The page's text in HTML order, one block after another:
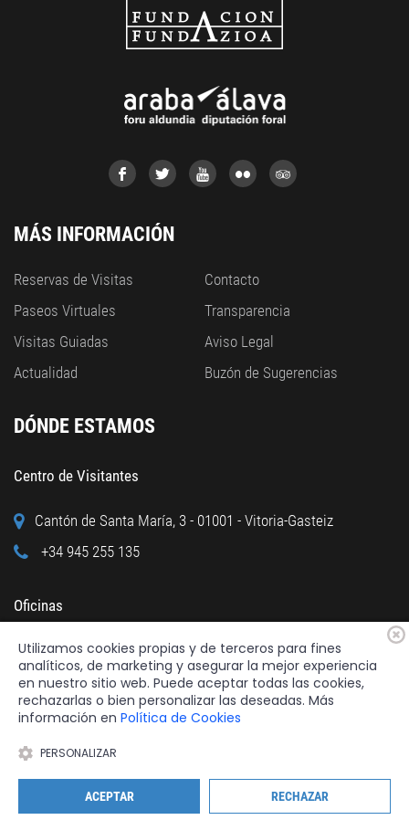
MÁS INFORMACIÓN
Reservas de Visitas
Paseos Virtuales
Visitas Guiadas
Actualidad
Contacto
Transparencia
Aviso Legal
Buzón de Sugerencias
DÓNDE ESTAMOS
Centro de Visitantes
Cantón de Santa María, 3 - 01001 - Vitoria-Gasteiz
+34 945 255 135
Oficinas
Calle Cuchillería, 95 - 01001 - Vitoria-Gasteiz
+34 945 122 160
2026 © Fundación Catedral Santa María Todos los derechos reservados.
Utilizamos cookies propias y de terceros para fines
analíticos, de marketing y asegurar la mejor experiencia
en nuestro sitio web. Puede aceptar todas las cookies,
rechazarlas o bien personalizar las deseadas. Más
información en Política de Cookies
PERSONALIZAR
ACEPTAR RECHAZAR